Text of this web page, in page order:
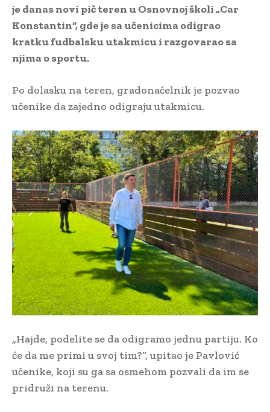
je danas novi pič teren u Osnovnoj školi „Car
Konstantin“, gde je sa učenicima odigrao
kratku fudbalsku utakmicu i razgovarao sa
njima o sportu.
Po dolasku na teren, gradonačelnik je pozvao
učenike da zajedno odigraju utakmicu.
„Hajde, podelite se da odigramo jednu partiju. Ko
će da me primi u svoj tim?“, upitao je Pavlović
učenike, koji su ga sa osmehom pozvali da im se
pridruži na terenu.